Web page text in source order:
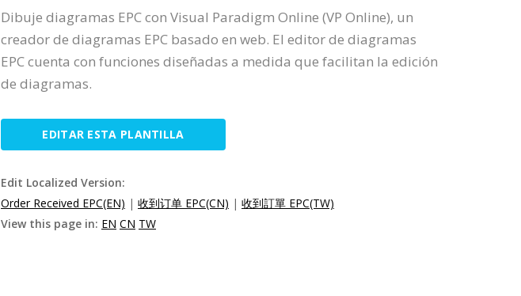
Dibuje diagramas EPC con Visual Paradigm Online (VP Online), un
creador de diagramas EPC basado en web. El editor de diagramas
EPC cuenta con funciones diseñadas a medida que facilitan la edición
de diagramas.
EDITAR ESTA PLANTILLA
Edit Localized Version:
Order Received EPC(EN) | 收到订单 EPC(CN) | 收到訂單 EPC(TW)
View this page in: EN CN TW